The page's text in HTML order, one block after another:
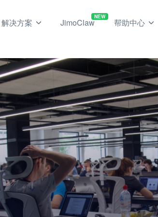
解决方案 JimoClaw
NEW
帮助中心